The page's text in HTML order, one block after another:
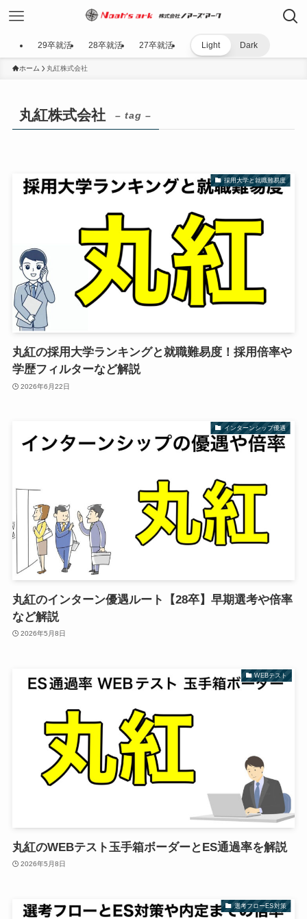
29卒就活 28卒就活 27卒就活 Light Dark
ホーム 丸紅株式会社
丸紅株式会社 – tag –
採用大学と就職難易度
丸紅の採用大学ランキングと就職難易度！採用倍率や
学歴フィルターなど解説
2026年6月22日
インターンシップ優遇
丸紅のインターン優遇ルート【28卒】早期選考や倍率
など解説
2026年5月8日
WEBテスト
丸紅のWEBテスト玉手箱ボーダーとES通過率を解説
2026年5月8日
選考フローES対策